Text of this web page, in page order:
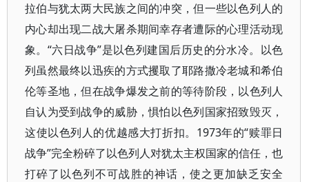
拉伯与犹太两大民族之间的冲突，但一些以色列人的
内心却出现二战大屠杀期间幸存者遭际的心理活动现
象。“六日战争”是以色列建国后历史的分水冷。以色
列虽然最终以迅疾的方式攫取了耶路撒冷老城和希伯
伦等圣地，但在战争爆发之前的等待阶段，以色列人
自认为受到战争的威胁，惧怕以色列国家招致毁灭，
这使以色列人的优越感大打折扣。1973年的“赎罪日
战争”完全粉碎了以色列人对犹太主权国家的信任，也
打碎了以色列不可战胜的神话，使之更加缺乏安全